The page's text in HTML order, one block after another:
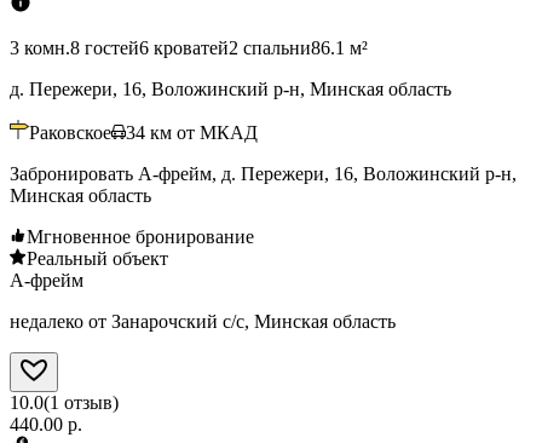
3 комн.8 гостей6 кроватей2 спальни86.1 м²
д. Пережери, 16, Воложинский р-н, Минская область
Раковское 34 км от МКАД
Забронировать А-фрейм, д. Пережери, 16, Воложинский р-н,
Минская область
Мгновенное бронирование
Реальный объект
А-фрейм
недалеко от Занарочский с/с, Минская область
10.0(1 отзыв)
440.00 р.